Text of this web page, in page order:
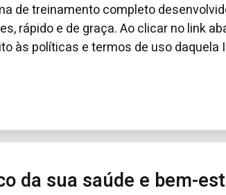
de treinamento completo
rápido e de graça. Ao clicar no link
às políticas e termos de uso daquela
da sua saúde e bem-